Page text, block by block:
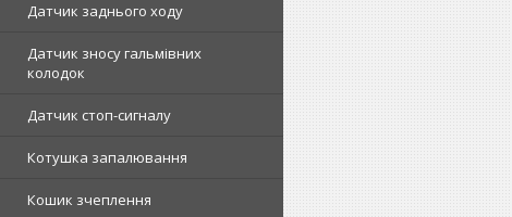
Датчик заднього ходу
Датчик зносу гальмівних
колодок
Датчик стоп-сигналу
Котушка запалювання
Кошик зчеплення